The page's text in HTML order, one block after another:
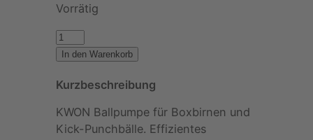
Vorrätig
K
W
N
B
a
In den Warenkorb
Kurzbeschreibung
KWON Ballpumpe für Boxbirnen und
Kick-Punchbälle. Effizientes